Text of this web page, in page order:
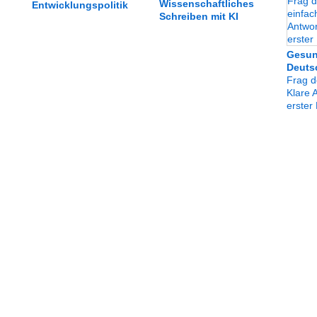
Entwicklungspolitik
Wissenschaftliches
Schreiben mit KI
Frag
Klare
erster